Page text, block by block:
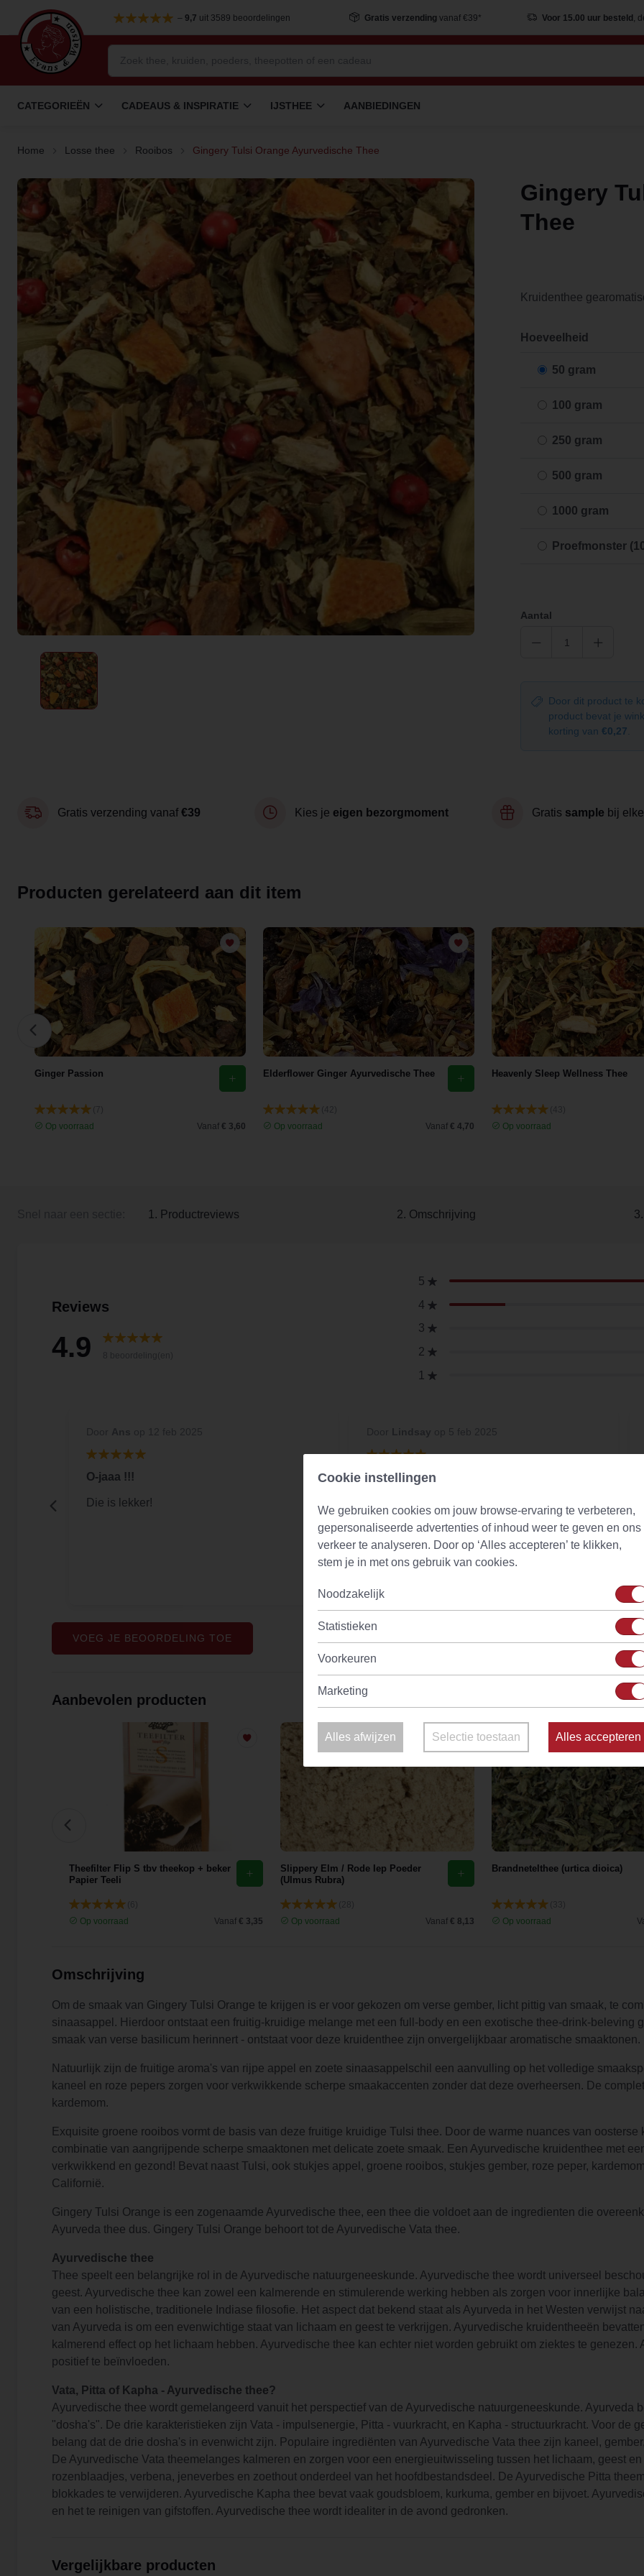
– 9,7 uit 3589 beoordelingen Gratis verzending vanaf €39* Voor 15.00 uur besteld ,
CATEGORIEËN CADEAUS & INSPIRATIE IJSTHEE AANBIEDINGEN
Home Losse thee Rooibos Gingery Tulsi Orange Ayurvedische Thee
Gingery
Thee
Kruidenthee
Hoeveelheid
50 gram
100 gram
250 gram
500 gram
1000 gram
Proefmonster
Aantal
Door dit product te
product bevat je
korting van €0,27
Gratis verzending vanaf €39 Kies je eigen bezorgmoment Gratis sample bij
Producten gerelateerd aan dit item
Ginger Passion
Op voorraad
Vanaf € 3,60
Elderflower Ginger Ayurvedische Thee
Op voorraad
Vanaf € 4,70
Heavenly Sleep Wellness Thee
Op voorraad
1. Productreviews 2. Omschrijving
Reviews
4.9
5
4
3
2
1
O-jaaa !!!
Die is lekker!
Heerlijk
VOEG JE BEOORDELING TOE
Aanbevolen producten
Theefilter Flip S tbv theekop + beker
Papier Teeli
Op voorraad
Vanaf € 3,35
Slippery Elm / Rode Iep Poeder
(Ulmus Rubra)
Op voorraad
Vanaf € 8,13
Brandnetelthee (urtica dioica)
Op voorraad
Omschrijving
Om de smaak van Gingery Tulsi Orange te krijgen is er voor gekozen om verse gember, licht pittig van smaak, te
sinaasappel. Hierdoor ontstaat een fruitig-kruidige melange met een full-body en een exotische thee-drink-beleving
smaak van verse basilicum herinnert - ontstaat voor deze kruidenthee zijn onvergelijkbaar aromatische smaaktonen.
Natuurlijk zijn de fruitige aroma's van rijpe appel en zoete sinaasappelschil een aanvulling op het volledige
kaneel en roze pepers zorgen voor verkwikkende scherpe smaakaccenten zonder dat deze overheersen. De
kardemom.
Exquisite groene rooibos vormt de basis van deze fruitige kruidige Tulsi thee. Door de warme nuances van
combinatie van aangrijpende scherpe smaaktonen met delicate zoete smaak. Een Ayurvedische kruidenthee met
verkwikkend en gezond! Bevat naast Tulsi, ook stukjes appel, groene rooibos, stukjes gember, roze peper,
Californië.
Gingery Tulsi Orange is een zogenaamde Ayurvedische thee, een thee die voldoet aan de ingredienten die
Ayurveda thee dus. Gingery Tulsi Orange behoort tot de Ayurvedische Vata thee.
Ayurvedische thee
Thee speelt een belangrijke rol in de Ayurvedische natuurgeneeskunde. Ayurvedische thee wordt universeel
geest. Ayurvedische thee kan zowel een kalmerende en stimulerende werking hebben als zorgen voor innerlijke
van een holistische, traditionele Indiase filosofie. Het aspect dat bekend staat als Ayurveda in het Westen verwijst
van Ayurveda is om een ​​evenwichtige staat van lichaam en geest te verkrijgen. Ayurvedische kruidentheeën
kalmerend effect op het lichaam hebben. Ayurvedische thee kan echter niet worden gebruikt om ziektes te
positief te beïnvloeden.
Vata, Pitta of Kapha - Ayurvedische thee?
Ayurvedische thee wordt gemelangeerd vanuit het perspectief van de Ayurvedische natuurgeneeskunde. Ayurveda
"dosha's". De drie karakteristieken zijn Vata - impulsenergie, Pitta - vuurkracht, en Kapha - structuurkracht. Voor de
belang dat de drie dosha's in evenwicht zijn. Populaire ingrediënten van Ayurvedische Vata thee zijn kaneel,
De Ayurvedische Vata theemelanges kalmeren en zorgen voor een energieuitwisseling tussen het lichaam, geest
rozenblaadjes, verbena, jeneverbes en zoethout onderdeel van het hoofdbestandsdeel. De Ayurvedische Pitta
blokkades te verwijderen. Ayurvedische Kapha thee bevat vaak goudsbloem, kurkuma, gember en bijvoet.
en het te reinigen van gifstoffen. Ayurvedische thee wordt idealiter in de avond gedronken.
Vergelijkbare producten
Cookie instellingen
We gebruiken cookies om jouw browse-ervaring te verbeteren,
gepersonaliseerde advertenties of inhoud weer te geven en ons
verkeer te analyseren. Door op ‘Alles accepteren’ te klikken,
stem je in met ons gebruik van cookies.
Noodzakelijk
Statistieken
Voorkeuren
Marketing
Alles afwijzen Selectie toestaan Alles accepteren